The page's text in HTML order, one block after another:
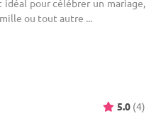
pour célébrer un mariage,
ou tout autre ...
5.0 (4)